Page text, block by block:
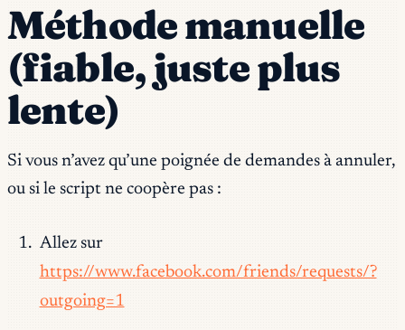
Méthode manuelle
(fiable, juste plus
lente)
Si vous n’avez qu’une poignée de demandes à annuler,
ou si le script ne coopère pas :
Allez sur
https://www.facebook.com/friends/requests/?
outgoing=1